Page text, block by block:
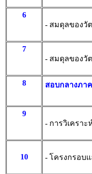
6
- สมดุลของวั
7
- สมดุลของวั
8 สอบกลางภาค
9
- การวิเคราะ
10 - โครงกรอบ